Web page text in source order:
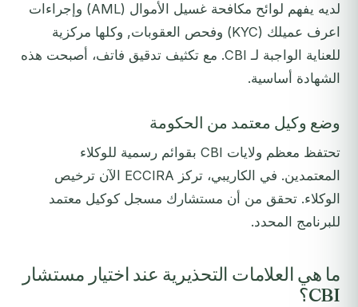
لديه يفهم لوائح مكافحة غسيل الأموال (AML) وإجراءات
اعرف عميلك (KYC) وفحص العقوبات, وكلها مركزية
للعناية الواجبة لـ CBI. مع تكثيف تدقيق فاتف، أصبحت هذه
الشهادة أساسية.
وضع وكيل معتمد من الحكومة
تحتفظ معظم ولايات CBI بقوائم رسمية للوكلاء
المعتمدين. في الكاريبي، تركز ECCIRA الآن ترخيص
الوكلاء. تحقق من أن مستشارك مسجل كوكيل معتمد
للبرنامج المحدد.
ما هي العلامات التحذيرية عند اختيار مستشار
CBI؟